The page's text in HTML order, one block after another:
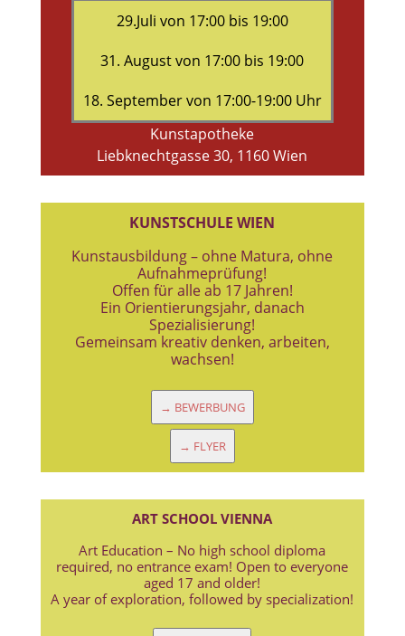
29.Juli von 17:00 bis 19:00
31. August von 17:00 bis 19:00
18. September von 17:00-19:00 Uhr
Kunstapotheke
Liebknechtgasse 30, 1160 Wien
KUNSTSCHULE WIEN
Kunstausbildung – ohne Matura, ohne
Aufnahmeprüfung!
Offen für alle ab 17 Jahren!
Ein Orientierungsjahr, danach
Spezialisierung!
Gemeinsam kreativ denken, arbeiten,
wachsen!
→ BEWERBUNG
→ FLYER
ART SCHOOL VIENNA
Art Education – No high school diploma
required, no entrance exam! Open to everyone
aged 17 and older!
A year of exploration, followed by specialization!